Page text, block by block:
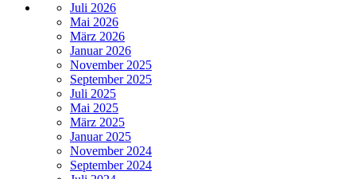
Juli 2026
Mai 2026
März 2026
Januar 2026
November 2025
September 2025
Juli 2025
Mai 2025
März 2025
Januar 2025
November 2024
September 2024